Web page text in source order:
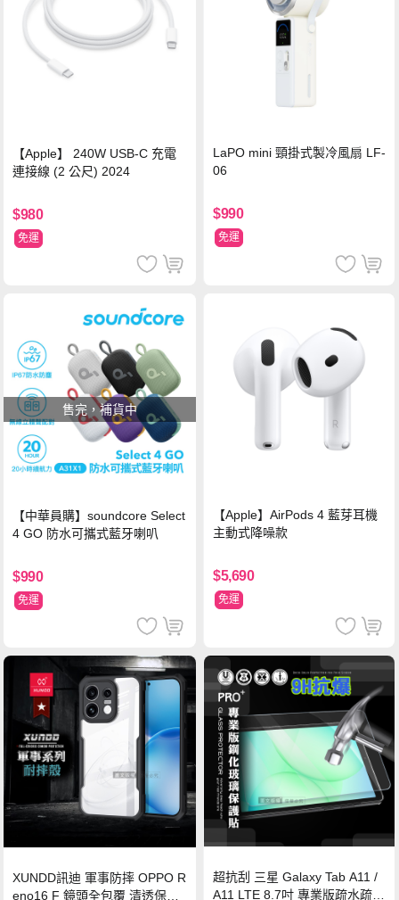
【Apple】 240W USB-C 充電
連接線 (2 公尺) 2024
$980
免運
LaPO mini 頸掛式製冷風扇 LF-
06
$990
免運
售完，補貨中
【中華員購】soundcore Select
4 GO 防水可攜式藍牙喇叭
$990
免運
【Apple】AirPods 4 藍芽耳機
主動式降噪款
$5,690
免運
XUNDD訊迪 軍事防摔 OPPO R
eno16 F 鏡頭全包覆 清透保護
超抗刮 三星 Galaxy Tab A11 /
A11 LTE 8.7吋 專業版疏水疏油